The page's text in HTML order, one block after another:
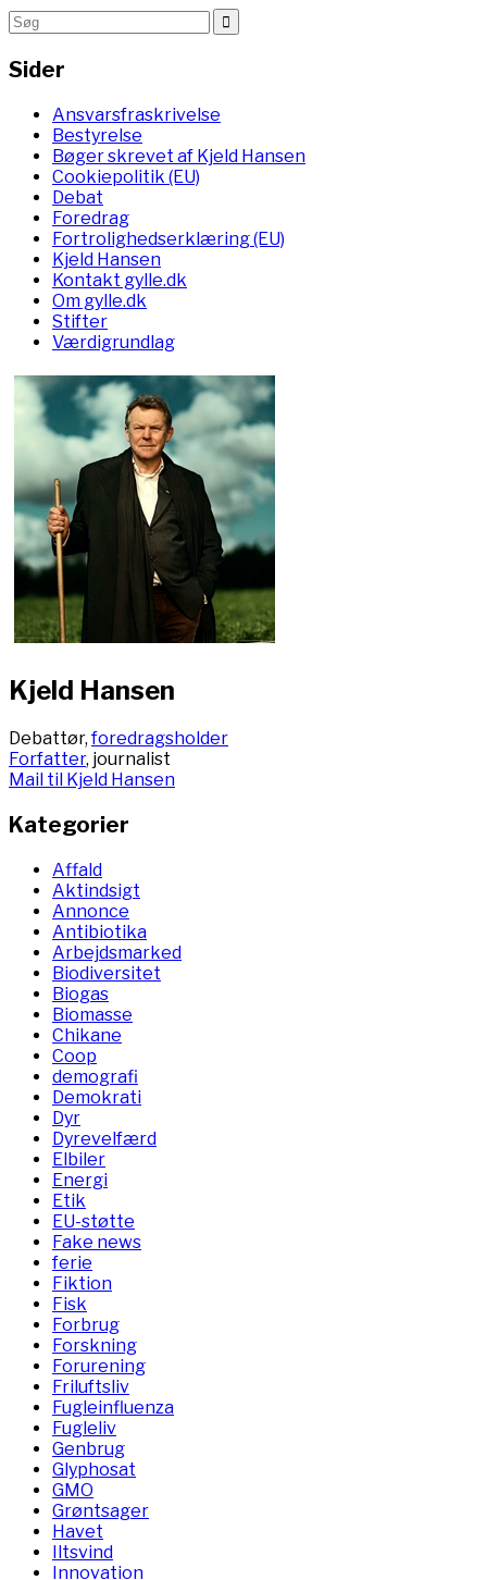
Sider
Ansvarsfraskrivelse
Bestyrelse
Bøger skrevet af Kjeld Hansen
Cookiepolitik (EU)
Debat
Foredrag
Fortrolighedserklæring (EU)
Kjeld Hansen
Kontakt gylle.dk
Om gylle.dk
Stifter
Værdigrundlag
Kjeld Hansen
Debattør,foredragsholder
Forfatter, journalist
Mail til Kjeld Hansen
Kategorier
Affald
Aktindsigt
Annonce
Antibiotika
Arbejdsmarked
Biodiversitet
Biogas
Biomasse
Chikane
Coop
demografi
Demokrati
Dyr
Dyrevelfærd
Elbiler
Energi
Etik
EU-støtte
Fake news
ferie
Fiktion
Fisk
Forbrug
Forskning
Forurening
Friluftsliv
Fugleinfluenza
Fugleliv
Genbrug
Glyphosat
GMO
Grøntsager
Havet
Iltsvind
Innovation